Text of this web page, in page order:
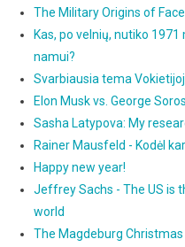
The Military Origins of
Kas, po velnių, nutiko
namui?
Svarbiausia tema
Elon Musk vs. George Soros
Sasha Latypova: My
Rainer Mausfeld - Kodėl
Happy new year!
Jeffrey Sachs - The US is
world
The Magdeburg